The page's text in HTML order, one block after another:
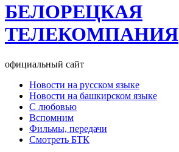
БЕЛОРЕЦКАЯ
ТЕЛЕКОМПАНИЯ
официальный сайт
Новости на русском языке
Новости на башкирском языке
С любовью
Вспомним
Фильмы, передачи
Смотреть БТК